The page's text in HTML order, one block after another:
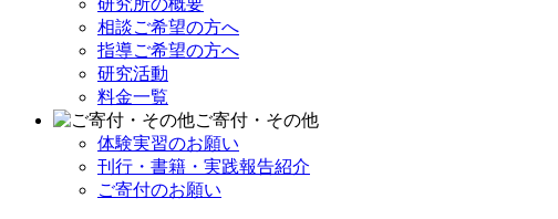
相談ご希望の方へ
指導ご希望の方へ
研究活動
料金一覧
ご寄付・その他
体験実習のお願い
刊行・書籍・実践報告紹介
ご寄付のお願い